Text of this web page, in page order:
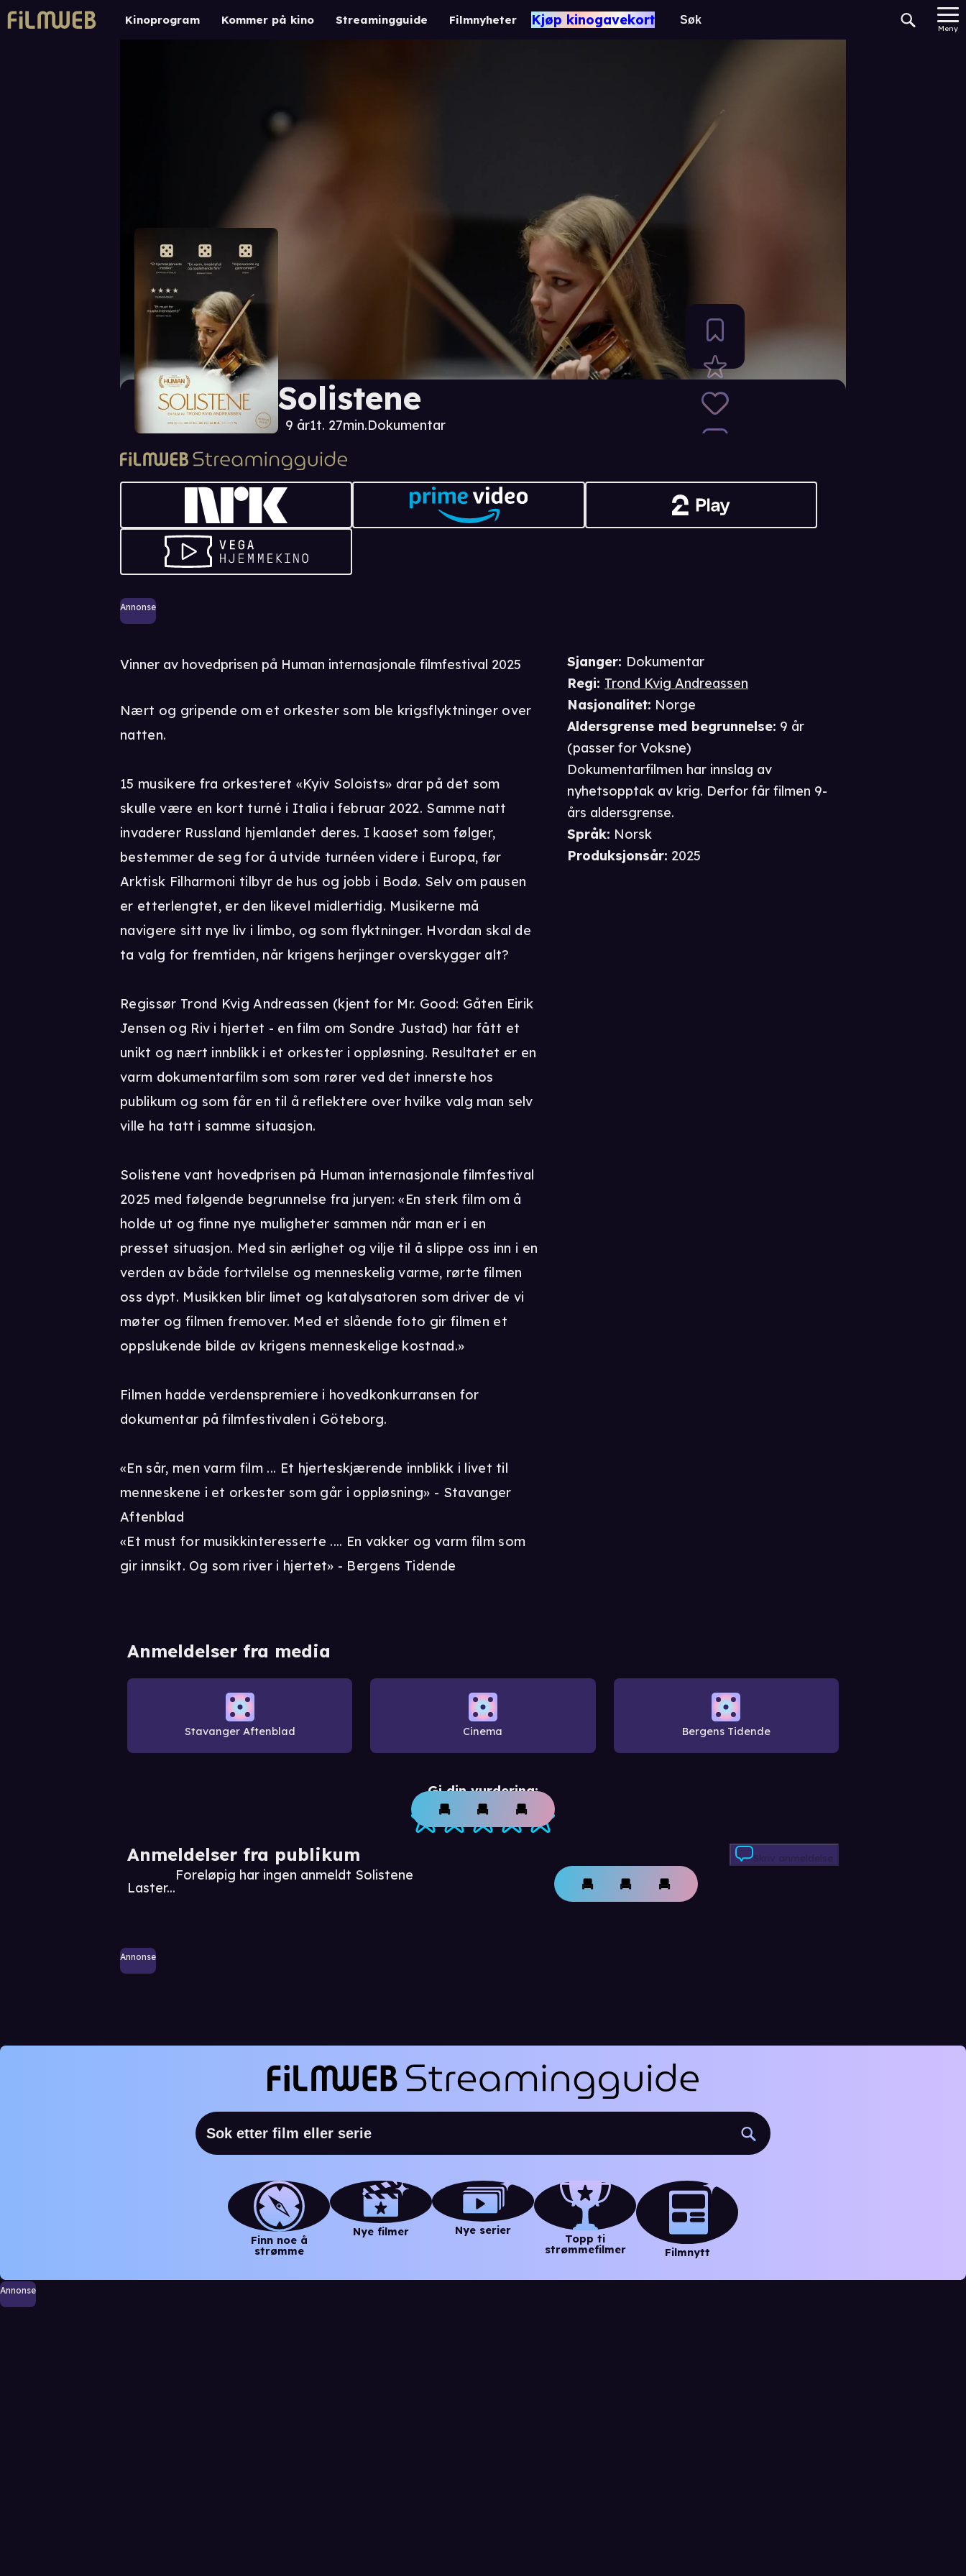
Kinoprogram Kommer på kino Streamingguide Filmnyheter Kjøp kinogavekort
Meny
Solistene
9 år1t. 27min.Dokumentar
Annonse
Anmeldelser fra media
Stavanger Aftenblad Cinema Bergens Tidende
Gi din vurdering:
Anmeldelser fra publikum
Laster...
Foreløpig har ingen anmeldt Solistene
Skriv anmeldelse
Annonse
Sjanger: Dokumentar
Regi: Trond Kvig Andreassen
Nasjonalitet: Norge
Aldersgrense med begrunnelse: 9 år
(passer forVoksne)
Dokumentarfilmen har innslag av
nyhetsopptak av krig. Derfor får filmen 9-
års aldersgrense.
Språk: Norsk
Produksjonsår: 2025
Vinner av hovedprisen på Human internasjonale filmfestival 2025
Nært og gripende om et orkester som ble krigsflyktninger over
natten.
15 musikere fra orkesteret «Kyiv Soloists» drar på det som
skulle være en kort turné i Italia i februar 2022. Samme natt
invaderer Russland hjemlandet deres. I kaoset som følger,
bestemmer de seg for å utvide turnéen videre i Europa, før
Arktisk Filharmoni tilbyr de hus og jobb i Bodø. Selv om pausen
er etterlengtet, er den likevel midlertidig. Musikerne må
navigere sitt nye liv i limbo, og som flyktninger. Hvordan skal de
ta valg for fremtiden, når krigens herjinger overskygger alt?
Regissør Trond Kvig Andreassen (kjent for Mr. Good: Gåten Eirik
Jensen og Riv i hjertet - en film om Sondre Justad) har fått et
unikt og nært innblikk i et orkester i oppløsning. Resultatet er en
varm dokumentarfilm som som rører ved det innerste hos
publikum og som får en til å reflektere over hvilke valg man selv
ville ha tatt i samme situasjon.
Solistene vant hovedprisen på Human internasjonale filmfestival
2025 med følgende begrunnelse fra juryen: «En sterk film om å
holde ut og finne nye muligheter sammen når man er i en
presset situasjon. Med sin ærlighet og vilje til å slippe oss inn i en
verden av både fortvilelse og menneskelig varme, rørte filmen
oss dypt. Musikken blir limet og katalysatoren som driver de vi
møter og filmen fremover. Med et slående foto gir filmen et
oppslukende bilde av krigens menneskelige kostnad.»
Filmen hadde verdenspremiere i hovedkonkurransen for
dokumentar på filmfestivalen i Göteborg.
«En sår, men varm film ... Et hjerteskjærende innblikk i livet til
menneskene i et orkester som går i oppløsning» - Stavanger
Aftenblad
«Et must for musikkinteresserte .... En vakker og varm film som
gir innsikt. Og som river i hjertet» - Bergens Tidende
Finn noe å
strømme
Nye filmer Nye serier
Topp ti
strømmefilmer
Filmnytt
Annonse